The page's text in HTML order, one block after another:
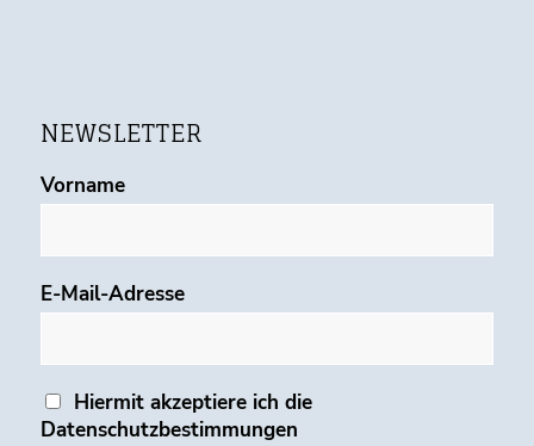
NEWSLETTER
Vorname
E-Mail-Adresse
Hiermit akzeptiere ich die
Datenschutzbestimmungen